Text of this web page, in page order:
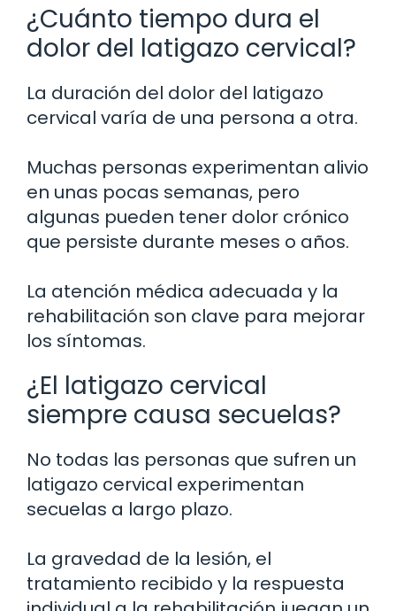
¿Cuánto tiempo dura el
dolor del latigazo cervical?
La duración del dolor del latigazo
cervical varía de una persona a otra.
Muchas personas experimentan alivio
en unas pocas semanas, pero
algunas pueden tener dolor crónico
que persiste durante meses o años.
La atención médica adecuada y la
rehabilitación son clave para mejorar
los síntomas.
¿El latigazo cervical
siempre causa secuelas?
No todas las personas que sufren un
latigazo cervical experimentan
secuelas a largo plazo.
La gravedad de la lesión, el
tratamiento recibido y la respuesta